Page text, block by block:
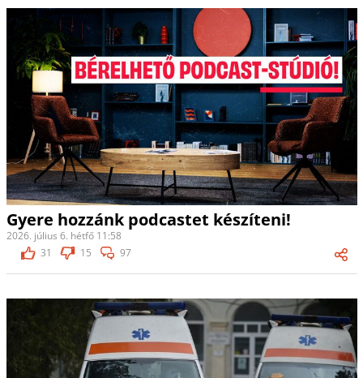
Gyere hozzánk podcastet készíteni!
2026. július 6. hétfő 11:58
31
15 97